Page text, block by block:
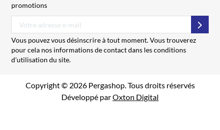
promotions
Vous pouvez vous désinscrire à tout moment. Vous trouverez
pour cela nos informations de contact dans les conditions
d'utilisation du site.
Copyright © 2026 Pergashop. Tous droits réservés
Développé parOxton Digital